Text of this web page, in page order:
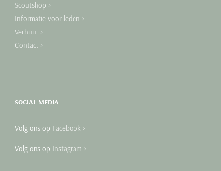
Scoutshop >
Informatie voor leden >
Verhuur >
Contact >
SOCIAL MEDIA
Volg ons op Facebook >
Volg ons op Instagram >